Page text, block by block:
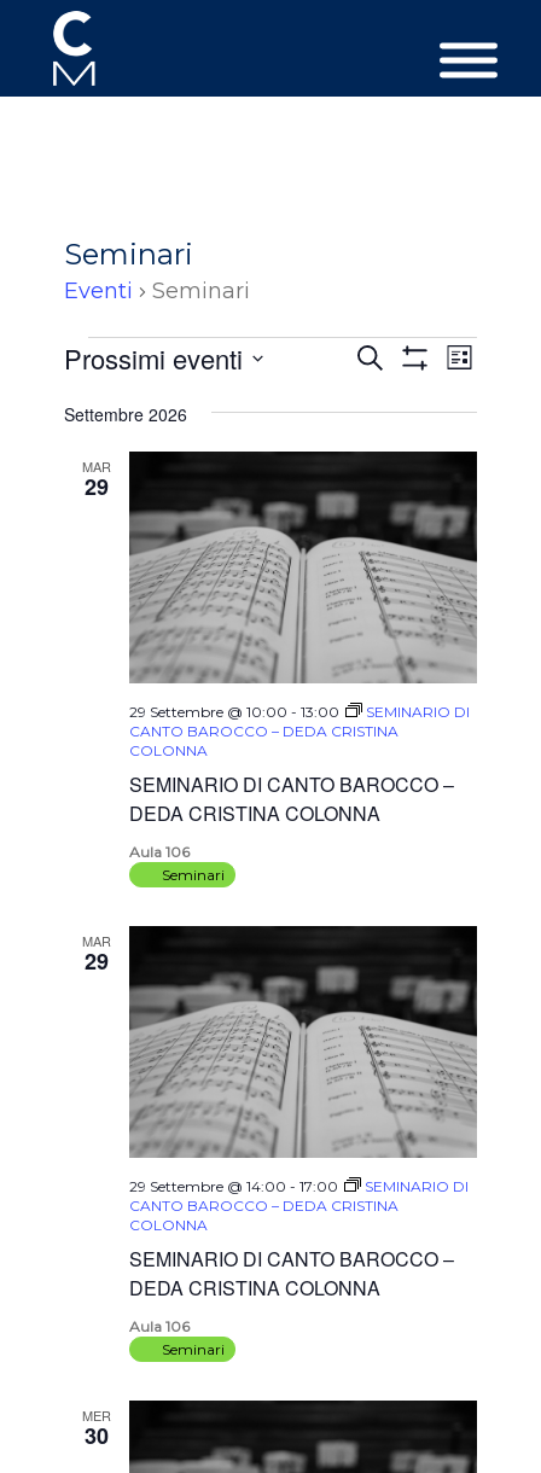
Seminari
Eventi Seminari
Eventi
Eventi
e
viste
Cerca
Lista
Prossimi eventi
la
Settembre 2026
MAR
29
SEMINARIO DI CANTO BAROCCO –
DEDA CRISTINA COLONNA
29 Settembre @ 10:00 -13:00
SEMINARIO DI
CANTO BAROCCO – DEDA CRISTINA
COLONNA
Aula 106
Seminari
MAR
29
SEMINARIO DI CANTO BAROCCO –
DEDA CRISTINA COLONNA
29 Settembre @ 14:00 -17:00
SEMINARIO DI
CANTO BAROCCO – DEDA CRISTINA
COLONNA
Aula 106
Seminari
MER
30